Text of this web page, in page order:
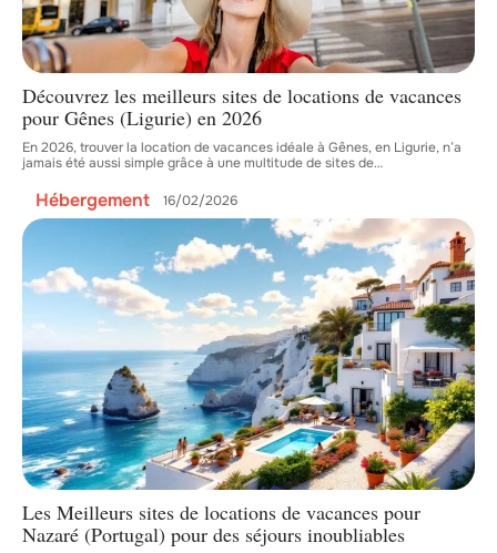
Découvrez les meilleurs sites de locations de vacances
pour Gênes (Ligurie) en 2026
En 2026, trouver la location de vacances idéale à Gênes, en Ligurie, n’a
jamais été aussi simple grâce à une multitude de sites de…
Hébergement 16/02/2026
Les Meilleurs sites de locations de vacances pour
Nazaré (Portugal) pour des séjours inoubliables